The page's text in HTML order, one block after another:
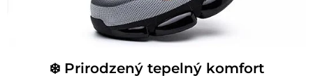
❄️ Prirodzený tepelný komfort